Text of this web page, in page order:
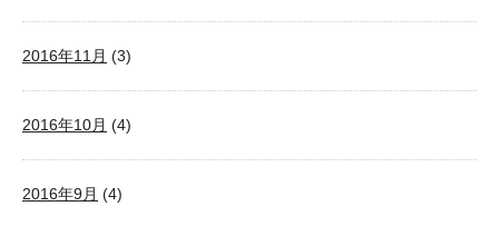
2016年11月 (3)
2016年10月 (4)
2016年9月 (4)